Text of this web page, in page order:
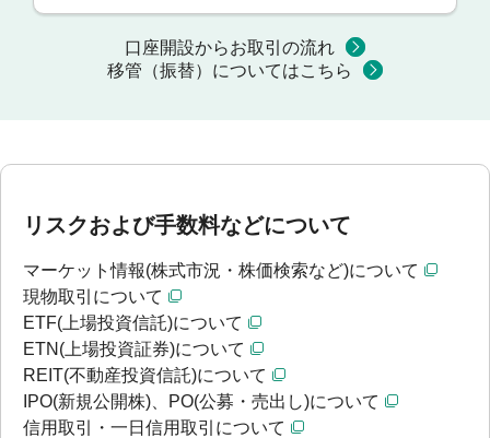
口座開設からお取引の流れ
移管（振替）についてはこちら
リスクおよび手数料などについて
マーケット情報(株式市況・株価検索など)について
現物取引について
ETF(上場投資信託)について
ETN(上場投資証券)について
REIT(不動産投資信託)について
IPO(新規公開株)、PO(公募・売出し)について
信用取引・一日信用取引について